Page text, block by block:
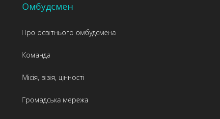
Омбудсмен
Про освітнього омбудсмена
Команда
Місія, візія, цінності
Громадська мережа